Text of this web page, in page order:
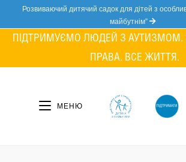
content
Розвиваючий дитячий садок для дітей з
майбутнім”
ПІДТРИМУЄМО ЛЮДЕЙ З АУТИЗМОМ.
ПРАВА. ВСЕ ЖИТТЯ.
МЕНЮ